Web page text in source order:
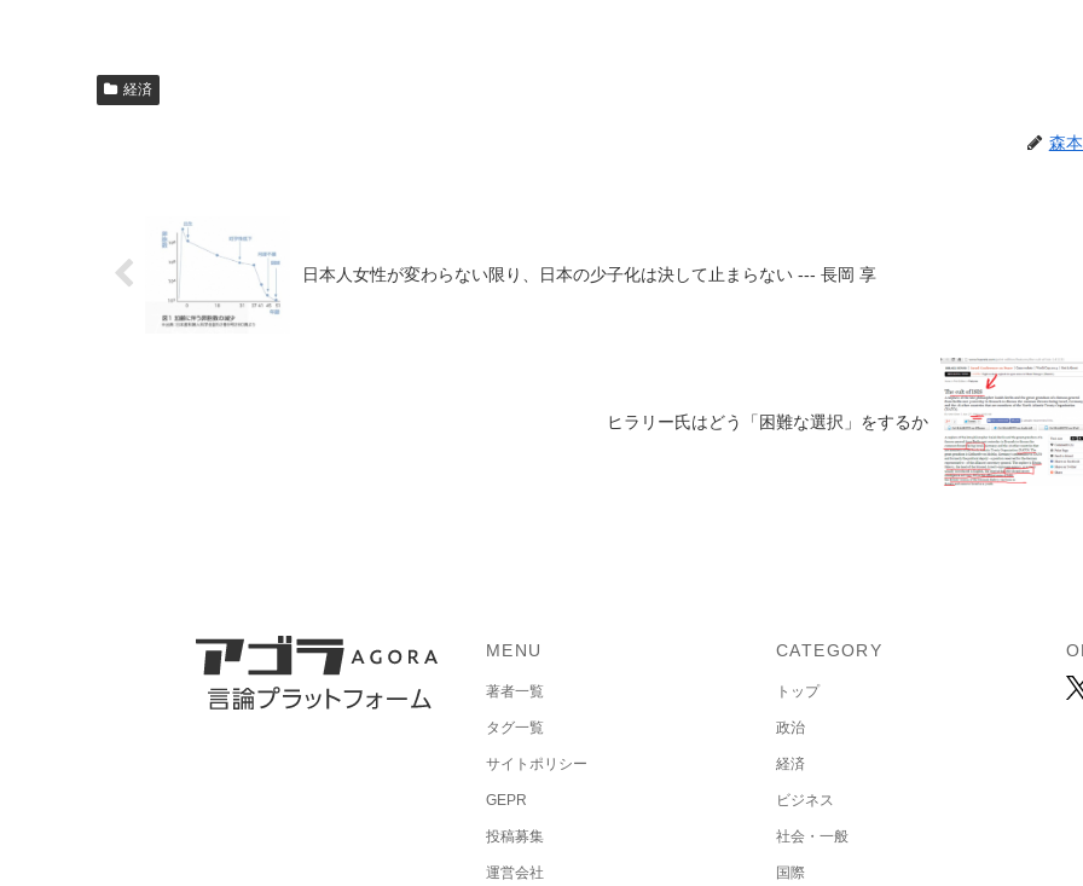
経済
森
日本人女性が変わらない限り、日本の少子化は決して止まらない --- 長岡 享
ヒラリー氏はどう「困難な選択」をするか
MENU
著者一覧
タグ一覧
サイトポリシー
GEPR
投稿募集
運営会社
CATEGORY
トップ
政治
経済
ビジネス
社会・一般
国際